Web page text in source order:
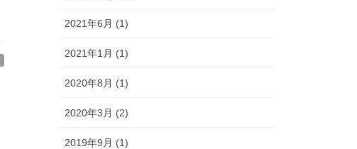
2021年6月 (1)
2021年1月 (1)
2020年8月 (1)
2020年3月 (2)
2019年9月 (1)